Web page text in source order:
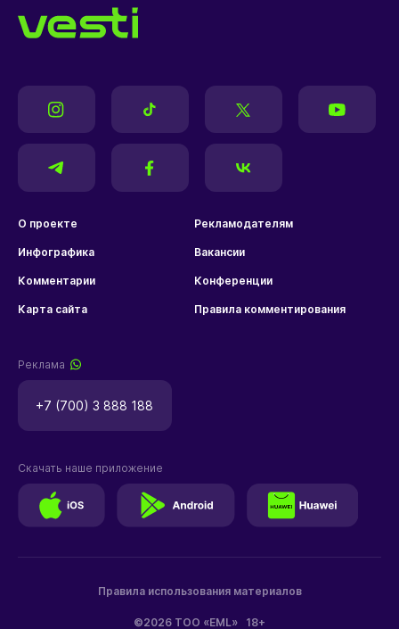
О проекте Рекламодателям
Инфографика Вакансии
Комментарии Конференции
Карта сайта Правила комментирования
Реклама
+7 (700) 3 888 188
©2026 ТОО «EML» 18+
Правила использования материалов
Скачать наше приложение